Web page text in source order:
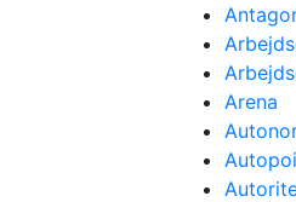
Arena